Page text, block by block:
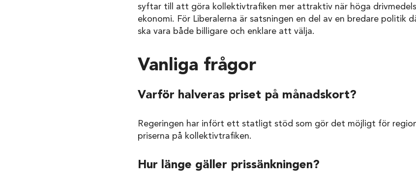
syftar till att göra kollektivtrafiken mer attraktiv när höga
ekonomi. För Liberalerna är satsningen en del av en bredare politik
ska vara både billigare och enklare att välja.
Vanliga frågor
Varför halveras priset på månadskort?
Regeringen har infört ett statligt stöd som gör det möjligt för
priserna på kollektivtrafiken.
Hur länge gäller prissänkningen?